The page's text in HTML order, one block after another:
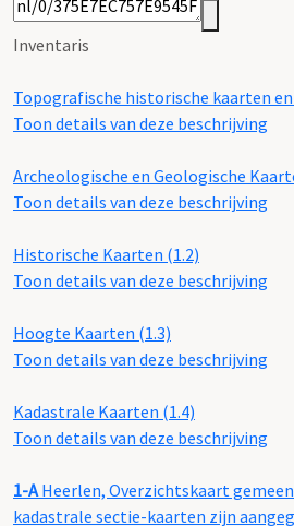
Inventaris
Topografische historische kaarten
Toon details van deze beschrijving
Archeologische en Geologische
Toon details van deze beschrijving
Historische Kaarten (1.2)
Toon details van deze beschrijving
Hoogte Kaarten (1.3)
Toon details van deze beschrijving
Kadastrale Kaarten (1.4)
Toon details van deze beschrijving
1-AHeerlen, Overzichtskaart
kadastrale sectie-kaarten zijn